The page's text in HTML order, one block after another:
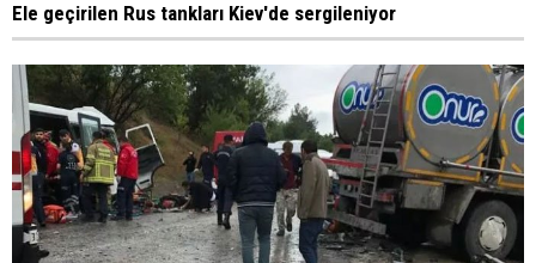
Ele geçirilen Rus tankları Kiev'de sergileniyor